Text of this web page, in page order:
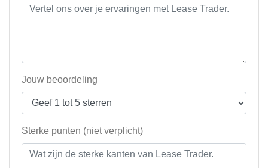
Jouw beoordeling
Sterke punten (niet verplicht)